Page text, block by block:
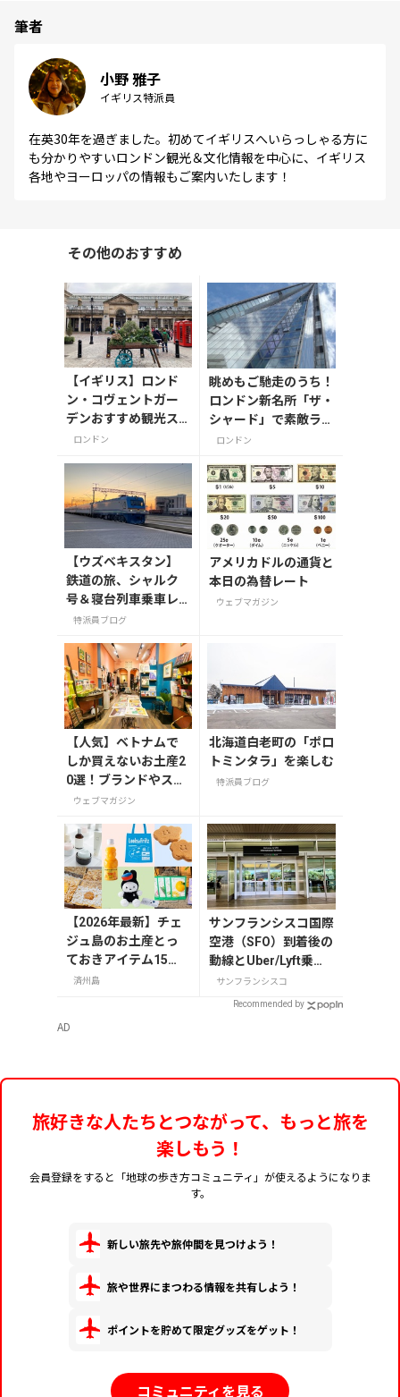
筆者
小野 雅子
イギリス特派員
在英30年を過ぎました。初めてイギリスへいらっしゃる方に
も分かりやすいロンドン観光＆文化情報を中心に、イギリス
各地やヨーロッパの情報もご案内いたします！
その他のおすすめ
【イギリス】ロンド
ン・コヴェントガー
デンおすすめ観光ス
ポット3つ！
ロンドン
眺めもご馳走のうち！
ロンドン新名所「ザ・
シャード」で素敵ラン
チロンドン
【ウズベキスタン】
鉄道の旅、シャルク
号＆寝台列車乗車レ
ポート
特派員ブログ
アメリカドルの通貨と
本日の為替レート
ウェブマガジン
【人気】ベトナムで
しか買えないお土産2
0選！ブランドやスー
パーのお菓子や雑貨
ウェブマガジン
北海道白老町の「ポロ
トミンタラ」を楽しむ
特派員ブログ
【2026年最新】チェ
ジュ島のお土産とっ
ておきアイテム15
選！お菓子やかわい
済州島
サンフランシスコ国際
空港（SFO）到着後の
動線とUber/Lyft乗り
場ガイド【2025年
サンフランシスコ
Recommended by
AD
旅好きな人たちとつながって、もっと旅を
楽しもう！
会員登録をすると「地球の歩き方コミュニティ」が使えるようになりま
す。
新しい旅先や旅仲間を見つけよう！
旅や世界にまつわる情報を共有しよう！
ポイントを貯めて限定グッズをゲット！
コミュニティを見る